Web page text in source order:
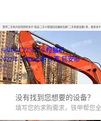
铁甲二手机为您找到有关于“延安二手小型液压挖掘机包邮”二手机型设备1条，更多关
斗川 DC225LC-9 挖掘机
2022年 | 2600小时陕西-延安市
18 万
为您推荐
没有找到您想要的设备？
填写您的求购需求，铁甲帮您全